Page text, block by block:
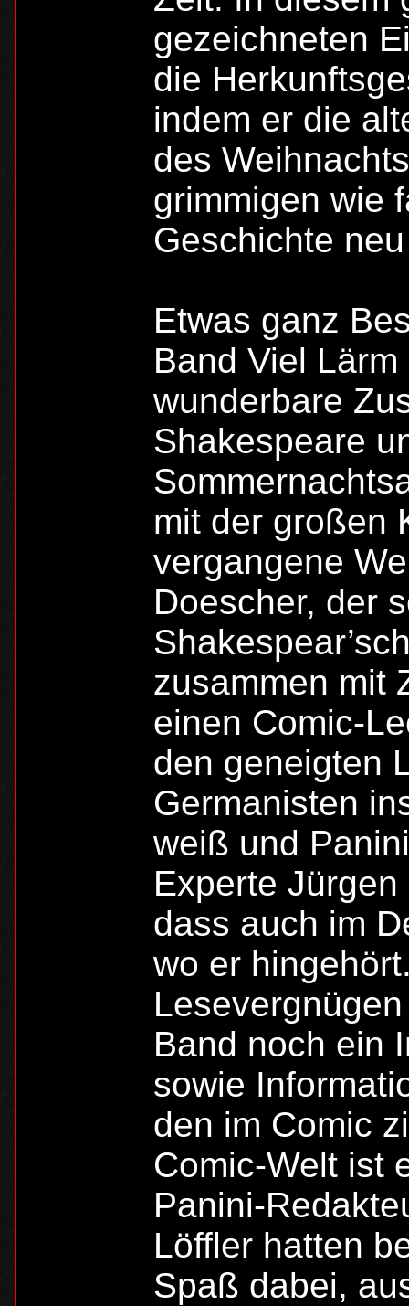
gezeichneten
die
indem er die
des
grimmigen wie
Geschichte
Etwas ganz
Band Viel
wunderbare
Shakespeare
mit der großen
vergangene
Doescher, der
zusammen mit
einen Comic-
den geneigten
Germanisten
weiß und
Experte
dass auch im
wo er
Band noch ein
sowie
den im Comic
Comic-Welt ist
Panini-
Löffler hatten
Spaß dabei,